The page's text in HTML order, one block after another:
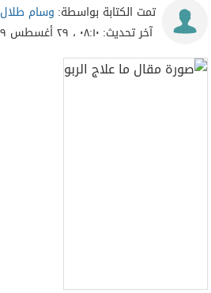
تمت الكتابة بواسطة: وسام طلال
آخر تحديث: ٠٨:١٠ ، ٢٩ أغسطس ٢٠١٩